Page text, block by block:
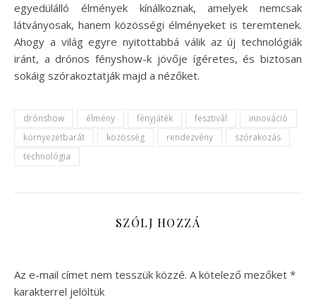
egyedülálló élmények kínálkoznak, amelyek nemcsak
látványosak, hanem közösségi élményeket is teremtenek.
Ahogy a világ egyre nyitottabbá válik az új technológiák
iránt, a drónos fényshow-k jövője ígéretes, és biztosan
sokáig szórakoztatják majd a nézőket.
drónshow élmény fényjáték fesztivál
innováció
környezetbarát
közösség rendezvény
szórakozás
technológia
SZÓLJ HOZZÁ
Az e-mail címet nem tesszük közzé. A kötelező mezőket *
karakterrel jelöltük